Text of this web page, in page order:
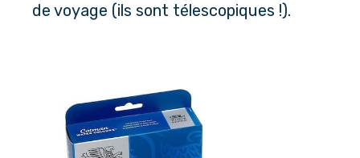
de voyage (ils sont télescopiques !).